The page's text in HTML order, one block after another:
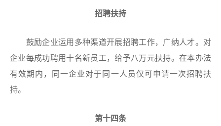
招聘扶持
鼓励企业运用多种渠道开展招聘工作，广纳人才。对
企业每成功聘用十名新员工，给予八万元扶持。在本办法
有效期内，同一企业对于同一人员仅可申请一次招聘扶
持。
第十四条